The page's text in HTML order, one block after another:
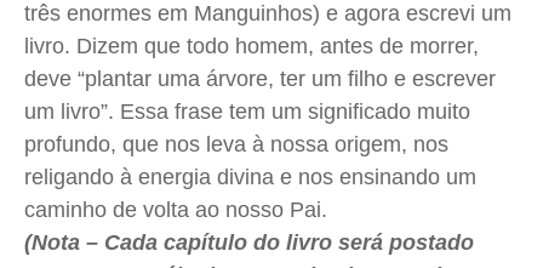
três enormes em Manguinhos) e agora escrevi um
livro. Dizem que todo homem, antes de morrer,
deve “plantar uma árvore, ter um filho e escrever
um livro”. Essa frase tem um significado muito
profundo, que nos leva à nossa origem, nos
religando à energia divina e nos ensinando um
caminho de volta ao nosso Pai.
(Nota – Cada capítulo do livro será postado